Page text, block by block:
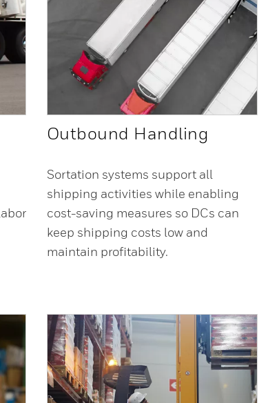
Outbound Handling
Sortation systems support all
shipping activities while enabling
cost-saving measures so DCs can
keep shipping costs low and
maintain profitability.